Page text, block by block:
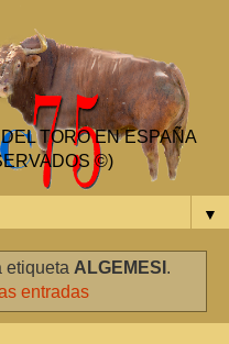
TORO EN ESPAÑA
©)
▼
etiqueta ALGEMESI .
entradas